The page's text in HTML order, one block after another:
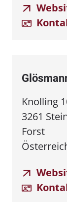
Knolling
3261
Forst